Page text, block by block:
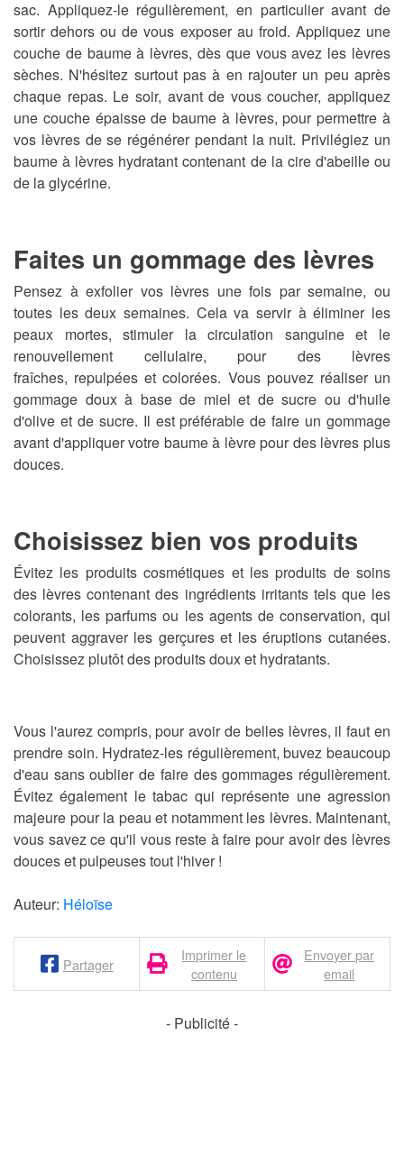
sac. Appliquez-le régulièrement, en particulier avant de
sortir dehors ou de vous exposer au froid. Appliquez une
couche de baume à lèvres, dès que vous avez les lèvres
sèches. N'hésitez surtout pas à en rajouter un peu après
chaque repas. Le soir, avant de vous coucher, appliquez
une couche épaisse de baume à lèvres, pour permettre à
vos lèvres de se régénérer pendant la nuit. Privilégiez un
baume à lèvres hydratant contenant de la cire d'abeille ou
de la glycérine.
Faites un gommage des lèvres
Pensez à exfolier vos lèvres une fois par semaine, ou
toutes les deux semaines. Cela va servir à éliminer les
peaux mortes, stimuler la circulation sanguine et le
renouvellement cellulaire, pour des lèvres
fraîches, repulpées et colorées. Vous pouvez réaliser un
gommage doux à base de miel et de sucre ou d'huile
d'olive et de sucre. Il est préférable de faire un gommage
avant d'appliquer votre baume à lèvre pour des lèvres plus
douces.
Choisissez bien vos produits
Évitez les produits cosmétiques et les produits de soins
des lèvres contenant des ingrédients irritants tels que les
colorants, les parfums ou les agents de conservation, qui
peuvent aggraver les gerçures et les éruptions cutanées.
Choisissez plutôt des produits doux et hydratants.
Vous l'aurez compris, pour avoir de belles lèvres, il faut en
prendre soin. Hydratez-les régulièrement, buvez beaucoup
d'eau sans oublier de faire des gommages régulièrement.
Évitez également le tabac qui représente une agression
majeure pour la peau et notamment les lèvres. Maintenant,
vous savez ce qu'il vous reste à faire pour avoir des lèvres
douces et pulpeuses tout l'hiver !
Auteur: Héloïse
Partager
Imprimer le
contenu
Envoyer par
email
- Publicité -